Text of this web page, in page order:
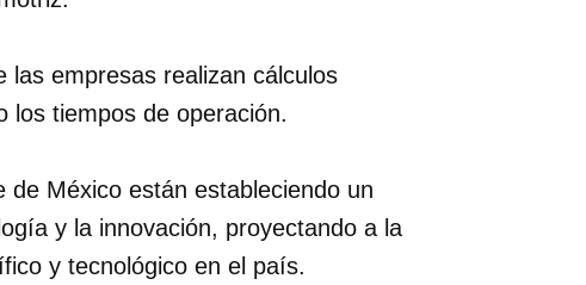
empresas realizan cálculos
los tiempos de operación.
México están estableciendo un
y la innovación, proyectando a la
y tecnológico en el país.